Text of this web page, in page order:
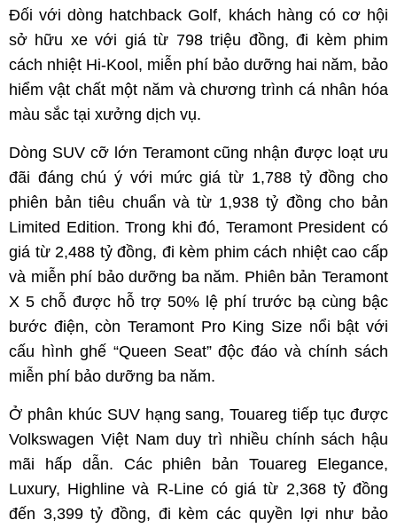
Đối với dòng hatchback Golf, khách hàng có cơ hội
sở hữu xe với giá từ 798 triệu đồng, đi kèm phim
cách nhiệt Hi-Kool, miễn phí bảo dưỡng hai năm, bảo
hiểm vật chất một năm và chương trình cá nhân hóa
màu sắc tại xưởng dịch vụ.
Dòng SUV cỡ lớn Teramont cũng nhận được loạt ưu
đãi đáng chú ý với mức giá từ 1,788 tỷ đồng cho
phiên bản tiêu chuẩn và từ 1,938 tỷ đồng cho bản
Limited Edition. Trong khi đó, Teramont President có
giá từ 2,488 tỷ đồng, đi kèm phim cách nhiệt cao cấp
và miễn phí bảo dưỡng ba năm. Phiên bản Teramont
X 5 chỗ được hỗ trợ 50% lệ phí trước bạ cùng bậc
bước điện, còn Teramont Pro King Size nổi bật với
cấu hình ghế “Queen Seat” độc đáo và chính sách
miễn phí bảo dưỡng ba năm.
Ở phân khúc SUV hạng sang, Touareg tiếp tục được
Volkswagen Việt Nam duy trì nhiều chính sách hậu
mãi hấp dẫn. Các phiên bản Touareg Elegance,
Luxury, Highline và R-Line có giá từ 2,368 tỷ đồng
đến 3,399 tỷ đồng, đi kèm các quyền lợi như bảo